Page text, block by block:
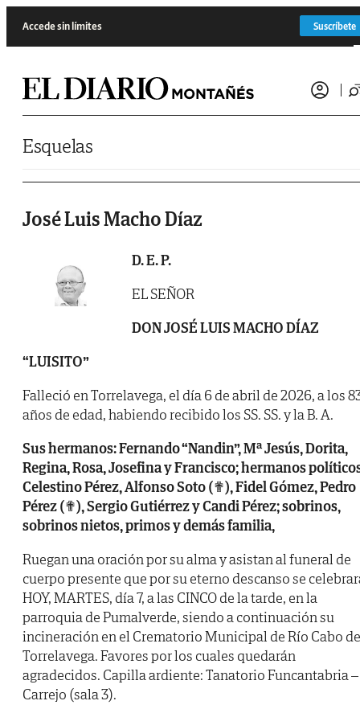
Accede sin límites Suscríbete
Esquelas
José Luis Macho Díaz
D. E. P.
EL SEÑOR
DON JOSÉ LUIS MACHO DÍAZ
“LUISITO”
Falleció en Torrelavega, el día 6 de abril de 2026, a los
años de edad, habiendo recibido los SS. SS. y la B. A.
Sus hermanos: Fernando “Nandin”, Mª Jesús, Dorita,
Regina, Rosa, Josefina y Francisco; hermanos
Celestino Pérez, Alfonso Soto (✟), Fidel Gómez, Pedro
Pérez (✟), Sergio Gutiérrez y Candi Pérez; sobrinos,
sobrinos nietos, primos y demás familia,
Ruegan una oración por su alma y asistan al funeral de
cuerpo presente que por su eterno descanso se
HOY, MARTES, día 7, a las CINCO de la tarde, en la
parroquia de Pumalverde, siendo a continuación su
incineración en el Crematorio Municipal de Río Cabo de
Torrelavega. Favores por los cuales quedarán
agradecidos. Capilla ardiente: Tanatorio Funcantabria –
Carrejo (sala 3).